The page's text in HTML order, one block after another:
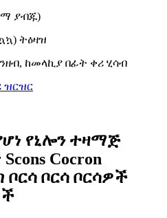
ያብጁ)
ትዕዛዝ
ከመላኪያ በፊት ቀሪ ሂሳብ
የኒሎን ተዛማጅ
Cocron
ቦርሳ ቦርሳ ቦርሳዎች